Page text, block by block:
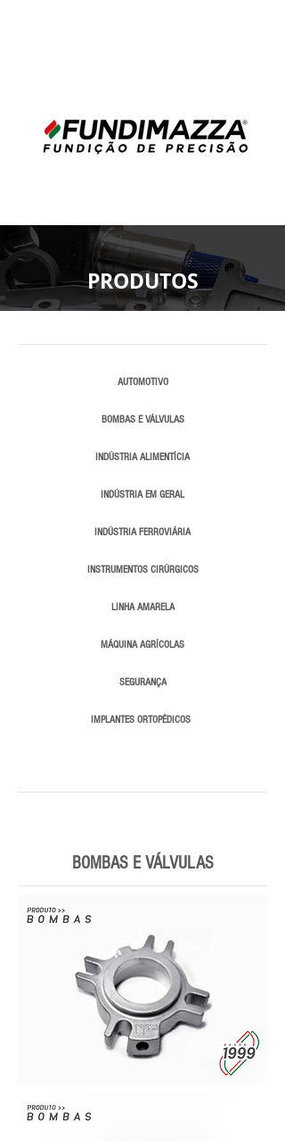
PRODUTOS
AUTOMOTIVO
BOMBAS E VÁLVULAS
INDÚSTRIA ALIMENTÍCIA
INDÚSTRIA EM GERAL
INDÚSTRIA FERROVIÁRIA
INSTRUMENTOS CIRÚRGICOS
LINHA AMARELA
MÁQUINA AGRÍCOLAS
SEGURANÇA
IMPLANTES ORTOPÉDICOS
BOMBAS E VÁLVULAS